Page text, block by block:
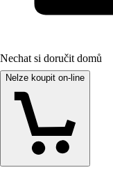
Nechat si doručit domů
Nelze koupit on-line